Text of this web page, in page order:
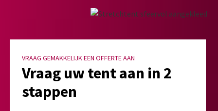
VRAAG GEMAKKELIJK EEN OFFERTE AAN
Vraag uw tent aan in 2
stappen